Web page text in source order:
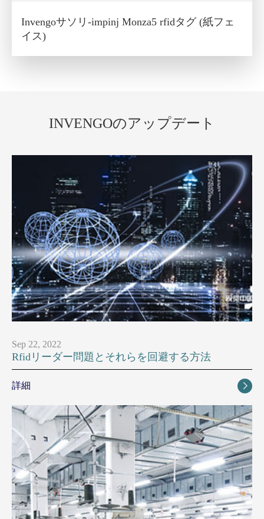
Invengoサソリ-impinj Monza5 rfidタグ (紙フェ
イス)
INVENGOのアップデート
Sep 22, 2022
Rfidリーダー問題とそれらを回避する方法
詳細 